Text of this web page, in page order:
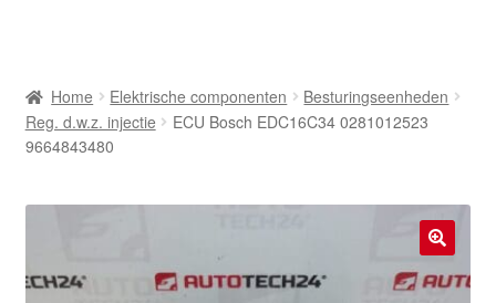
Algemene voorwaarden
Betalingen
Home Elektrische componenten
Besturingseenheden
Reg. d.w.z. injectie
ECU Bosch EDC16C34 0281012523
9664843480
🔍